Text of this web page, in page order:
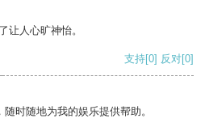
让人心旷神怡。
支持[0] 反对[0]
时随地为我的娱乐提供帮助。